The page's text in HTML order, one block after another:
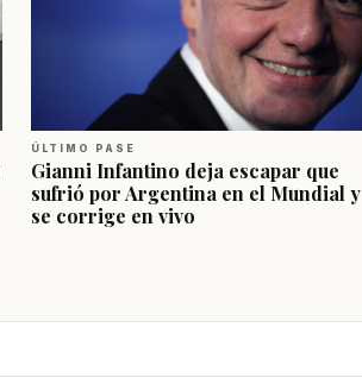
ÚLTIMO PASE
Gianni Infantino deja escapar que
sufrió por Argentina en el Mundial y
se corrige en vivo